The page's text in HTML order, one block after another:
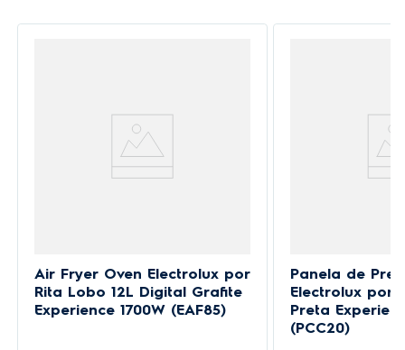
Air Fryer Oven Electrolux por
Rita Lobo 12L Digital Grafite
Experience 1700W (EAF85)
Panela de
Electrolux por
Preta
(PCC20)